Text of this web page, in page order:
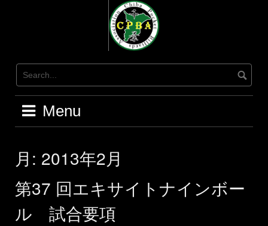
Menu
月: 2013年2月
第37 回エキサイトナインボー
ル 試合要項